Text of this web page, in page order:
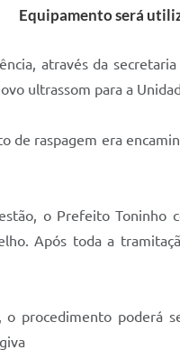
Equipamento será
através da
ultrassom para a
raspagem era
o Prefeito
Após toda a
o procedimento